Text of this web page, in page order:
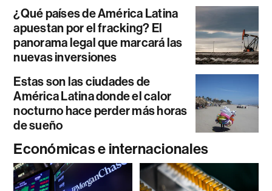
¿Qué países de América Latina
apuestan por el fracking? El
panorama legal que marcará las
nuevas inversiones
Estas son las ciudades de
América Latina donde el calor
nocturno hace perder más horas
de sueño
Económicas e internacionales